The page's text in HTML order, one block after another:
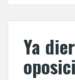
Ya